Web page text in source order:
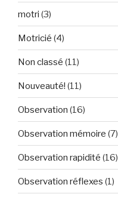
motri (3)
Motricié (4)
Non classé (11)
Nouveauté! (11)
Observation (16)
Observation mémoire (7)
Observation rapidité (16)
Observation réflexes (1)